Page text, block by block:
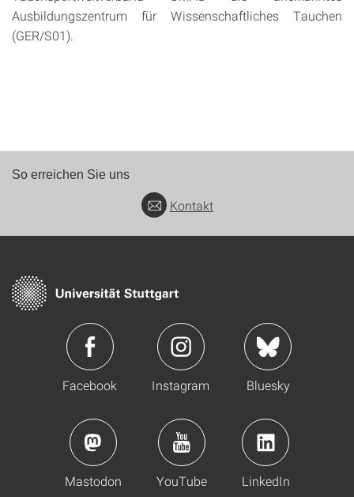
Ausbildungszentrum für Wissenschaftliches Tauchen
(GER/S01).
So erreichen Sie uns
Kontakt
Facebook Instagram Bluesky
Mastodon YouTube LinkedIn